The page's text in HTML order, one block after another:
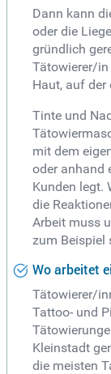
Dann kann
oder die
gründlich
Tätowierer/
Haut, auf der
Tinte und
mit dem
oder anhand
Kunden legt.
die
Arbeit muss
zum Beispiel
Wo arbeitet
Tätowierer/
Tattoo- und
Kleinstadt
die meisten